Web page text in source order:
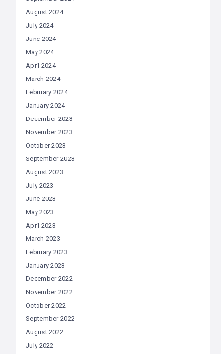
August 2024
July 2024
June 2024
May 2024
April 2024
March 2024
February 2024
January 2024
December 2023
November 2023
October 2023
September 2023
August 2023
July 2023
June 2023
May 2023
April 2023
March 2023
February 2023
January 2023
December 2022
November 2022
October 2022
September 2022
August 2022
July 2022